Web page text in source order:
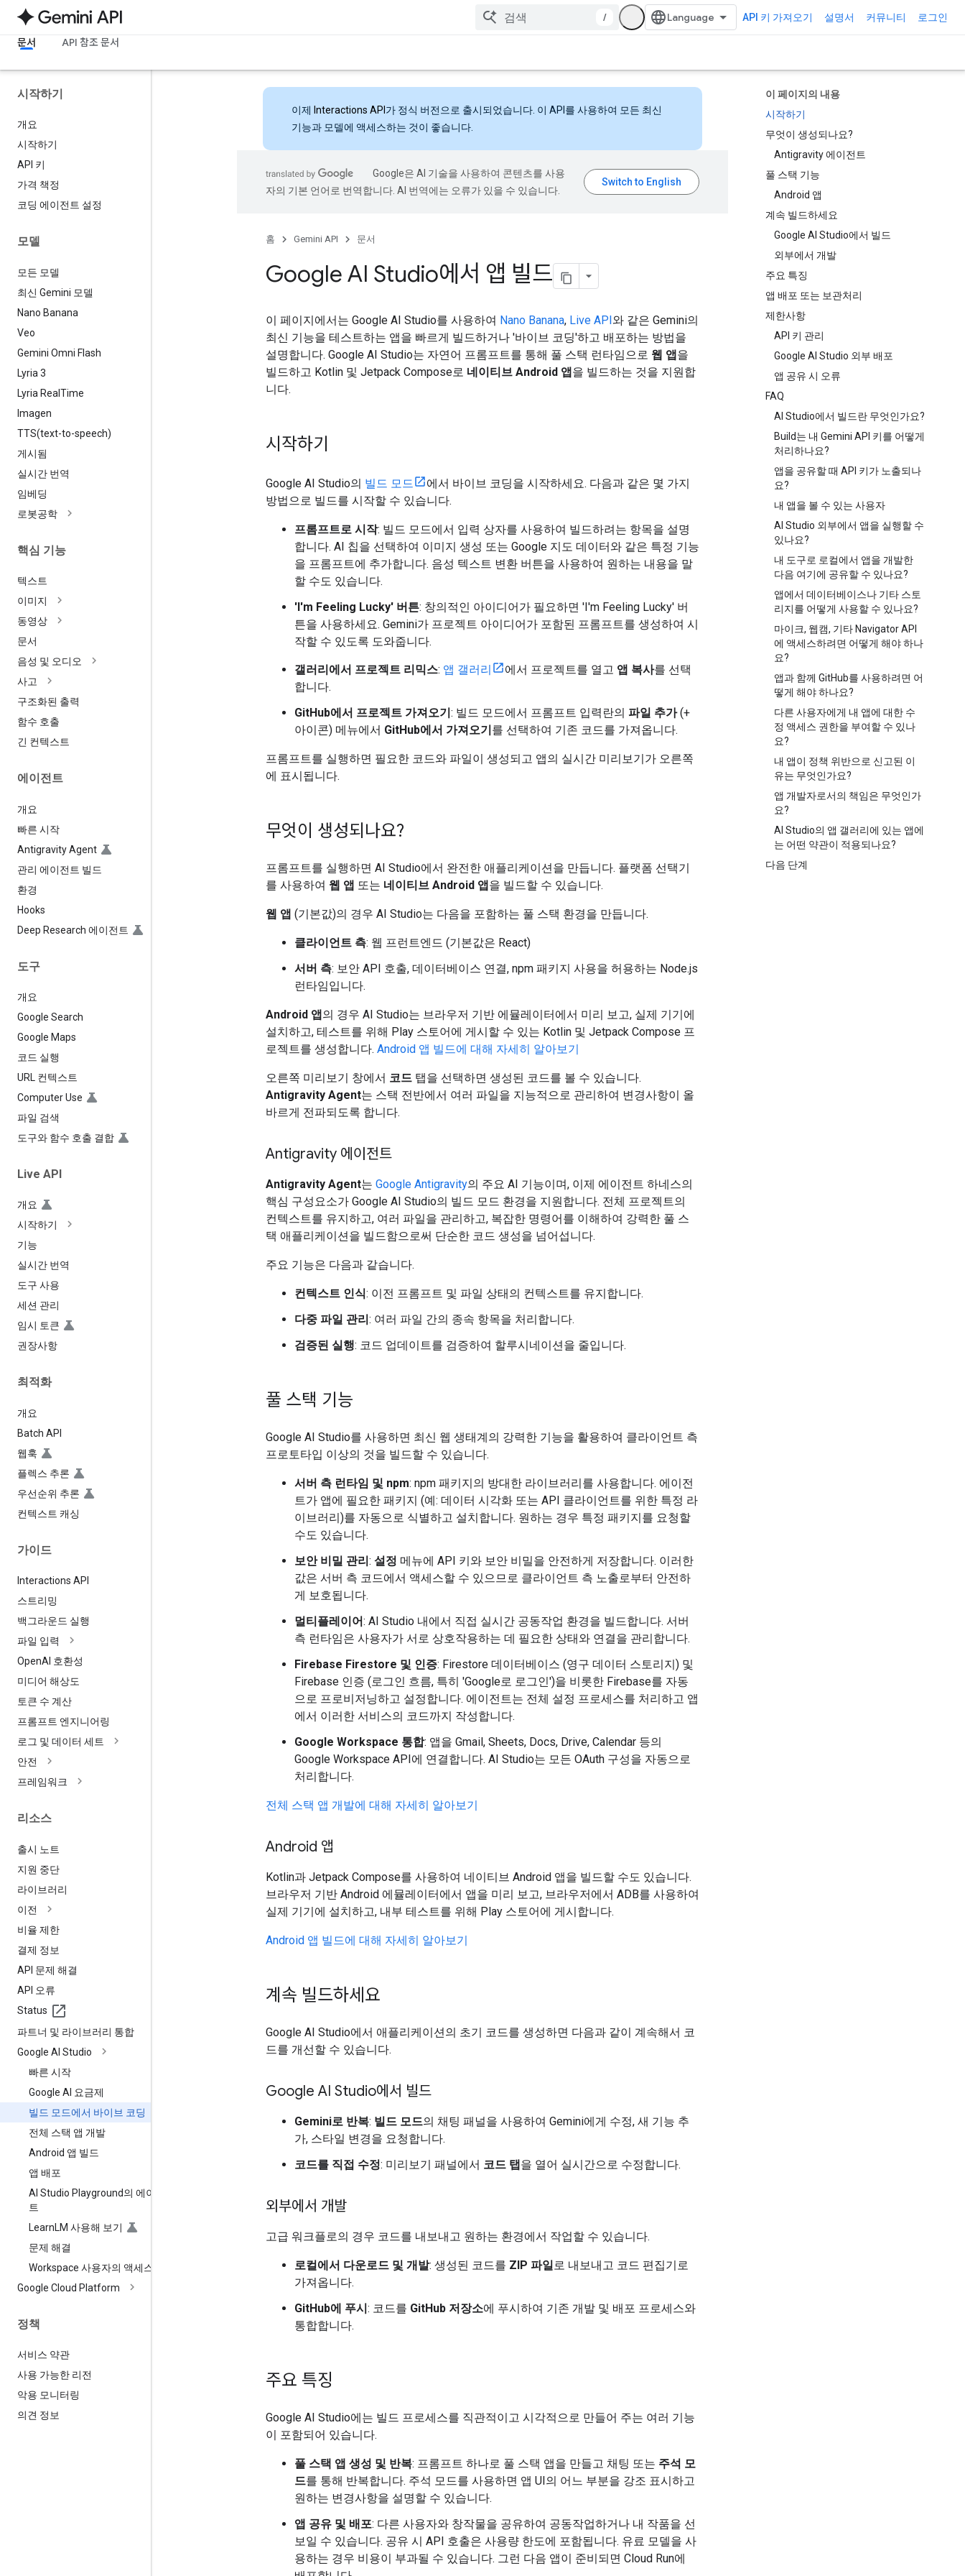
/ API 키 가져오기 설명서 커뮤니티 로그인
문서 API 참조 문서
시작하기
개요
시작하기
API 키
가격 책정
코딩 에이전트 설정
모델
모든 모델
최신 Gemini 모델
Nano Banana
Veo
Gemini Omni Flash
Lyria 3
Lyria Real Time
Imagen
TTS(text-to-speech)
게시됨
실시간 번역
임베딩
로봇공학
핵심 기능
텍스트
이미지
동영상
문서
음성 및 오디오
사고
구조화된 출력
함수 호출
긴 컨텍스트
에이전트
개요
빠른 시작
Antigravity Agent
관리 에이전트 빌드
환경
Hooks
Deep Research 에이전트
도구
개요
Google Search
Google Maps
코드 실행
URL 컨텍스트
Computer Use
파일 검색
도구와 함수 호출 결합
Live API
개요
시작하기
기능
실시간 번역
도구 사용
세션 관리
임시 토큰
권장사항
최적화
개요
Batch API
웹훅
플렉스 추론
우선순위 추론
컨텍스트 캐싱
가이드
Interactions API
스트리밍
백그라운드 실행
파일 입력
OpenAI 호환성
미디어 해상도
토큰 수 계산
프롬프트 엔지니어링
로그 및 데이터 세트
안전
프레임워크
리소스
출시 노트
지원 중단
라이브러리
이전
비율 제한
결제 정보
API 문제 해결
API 오류
Status
파트너 및 라이브러리 통합
Google AI Studio
빠른 시작
Google AI 요금제
빌드 모드에서 바이브 코딩
전체 스택 앱 개발
Android 앱 빌드
앱 배포
AI Studio Playground의 에이전
트
LearnLM 사용해 보기
문제 해결
Workspace 사용자의 액세스
Google Cloud Platform
정책
서비스 약관
사용 가능한 리전
악용 모니터링
의견 정보
이 페이지의 내용
시작하기
무엇이 생성되나요?
Antigravity 에이전트
풀 스택 기능
Android 앱
계속 빌드하세요
Google AI Studio에서 빌드
외부에서 개발
주요 특징
앱 배포 또는 보관처리
제한사항
API 키 관리
Google AI Studio 외부 배포
앱 공유 시 오류
FAQ
AI Studio에서 빌드란 무엇인가요?
Build는 내 Gemini API 키를 어떻게
처리하나요?
앱을 공유할 때 API 키가 노출되나
요?
내 앱을 볼 수 있는 사용자
AI Studio 외부에서 앱을 실행할 수
있나요?
내 도구로 로컬에서 앱을 개발한
다음 여기에 공유할 수 있나요?
앱에서 데이터베이스나 기타 스토
리지를 어떻게 사용할 수 있나요?
마이크, 웹캠, 기타 Navigator API
에 액세스하려면 어떻게 해야 하나
요?
앱과 함께 GitHub를 사용하려면 어
떻게 해야 하나요?
다른 사용자에게 내 앱에 대한 수
정 액세스 권한을 부여할 수 있나
요?
내 앱이 정책 위반으로 신고된 이
유는 무엇인가요?
앱 개발자로서의 책임은 무엇인가
요?
AI Studio의 앱 갤러리에 있는 앱에
는 어떤 약관이 적용되나요?
다음 단계
이제 Interactions API 가 정식 버전으로 출시되었습니다. 이 API를 사용하여 모든 최신
기능과 모델에 액세스하는 것이 좋습니다.
Google은 AI 기술을 사용하여 콘텐츠를 사용
자의 기본 언어로 번역합니다. AI 번역에는 오류가 있을 수 있습니다.
홈 Gemini API 문서
Google AI Studio에서 앱 빌드
이 페이지에서는 Google AI Studio를 사용하여 Nano Banana, Live API와 같은 Gemini의
최신 기능을 테스트하는 앱을 빠르게 빌드하거나 '바이브 코딩'하고 배포하는 방법을
설명합니다. Google AI Studio는 자연어 프롬프트를 통해 풀 스택 런타임으로 웹 앱을
빌드하고 Kotlin 및 Jetpack Compose로 네이티브 Android 앱을 빌드하는 것을 지원합
니다.
시작하기
Google AI Studio의 빌드 모드
에서 바이브 코딩을 시작하세요. 다음과 같은 몇 가지
방법으로 빌드를 시작할 수 있습니다.
프롬프트로 시작: 빌드 모드에서 입력 상자를 사용하여 빌드하려는 항목을 설명
합니다. AI 칩을 선택하여 이미지 생성 또는 Google 지도 데이터와 같은 특정 기능
을 프롬프트에 추가합니다. 음성 텍스트 변환 버튼을 사용하여 원하는 내용을 말
할 수도 있습니다.
'I'm Feeling Lucky' 버튼: 창의적인 아이디어가 필요하면 'I'm Feeling Lucky' 버
튼을 사용하세요. Gemini가 프로젝트 아이디어가 포함된 프롬프트를 생성하여 시
작할 수 있도록 도와줍니다.
갤러리에서 프로젝트 리믹스: 앱 갤러리 에서 프로젝트를 열고 앱 복사를 선택
합니다.
GitHub에서 프로젝트 가져오기: 빌드 모드에서 프롬프트 입력란의 파일 추가(+
아이콘) 메뉴에서 GitHub에서 가져오기를 선택하여 기존 코드를 가져옵니다.
프롬프트를 실행하면 필요한 코드와 파일이 생성되고 앱의 실시간 미리보기가 오른쪽
에 표시됩니다.
무엇이 생성되나요?
프롬프트를 실행하면 AI Studio에서 완전한 애플리케이션을 만듭니다. 플랫폼 선택기
를 사용하여 웹 앱 또는 네이티브 Android 앱을 빌드할 수 있습니다.
웹 앱 (기본값)의 경우 AI Studio는 다음을 포함하는 풀 스택 환경을 만듭니다.
클라이언트 측: 웹 프런트엔드 (기본값은 React)
서버 측: 보안 API 호출, 데이터베이스 연결, npm 패키지 사용을 허용하는 Node.js
런타임입니다.
Android 앱의 경우 AI Studio는 브라우저 기반 에뮬레이터에서 미리 보고, 실제 기기에
설치하고, 테스트를 위해 Play 스토어에 게시할 수 있는 Kotlin 및 Jetpack Compose 프
로젝트를 생성합니다. Android 앱 빌드에 대해 자세히 알아보기
오른쪽 미리보기 창에서 코드 탭을 선택하면 생성된 코드를 볼 수 있습니다.
Antigravity Agent는 스택 전반에서 여러 파일을 지능적으로 관리하여 변경사항이 올
바르게 전파되도록 합니다.
Antigravity 에이전트
Antigravity Agent는 Google Antigravity의 주요 AI 기능이며, 이제 에이전트 하네스의
핵심 구성요소가 Google AI Studio의 빌드 모드 환경을 지원합니다. 전체 프로젝트의
컨텍스트를 유지하고, 여러 파일을 관리하고, 복잡한 명령어를 이해하여 강력한 풀 스
택 애플리케이션을 빌드함으로써 단순한 코드 생성을 넘어섭니다.
주요 기능은 다음과 같습니다.
컨텍스트 인식: 이전 프롬프트 및 파일 상태의 컨텍스트를 유지합니다.
다중 파일 관리: 여러 파일 간의 종속 항목을 처리합니다.
검증된 실행: 코드 업데이트를 검증하여 할루시네이션을 줄입니다.
풀 스택 기능
Google AI Studio를 사용하면 최신 웹 생태계의 강력한 기능을 활용하여 클라이언트 측
프로토타입 이상의 것을 빌드할 수 있습니다.
서버 측 런타임 및 npm: npm 패키지의 방대한 라이브러리를 사용합니다. 에이전
트가 앱에 필요한 패키지 (예: 데이터 시각화 또는 API 클라이언트를 위한 특정 라
이브러리)를 자동으로 식별하고 설치합니다. 원하는 경우 특정 패키지를 요청할
수도 있습니다.
보안 비밀 관리: 설정 메뉴에 API 키와 보안 비밀을 안전하게 저장합니다. 이러한
값은 서버 측 코드에서 액세스할 수 있으므로 클라이언트 측 노출로부터 안전하
게 보호됩니다.
멀티플레이어: AI Studio 내에서 직접 실시간 공동작업 환경을 빌드합니다. 서버
측 런타임은 사용자가 서로 상호작용하는 데 필요한 상태와 연결을 관리합니다.
Firebase Firestore 및 인증: Firestore 데이터베이스 (영구 데이터 스토리지) 및
Firebase 인증 (로그인 흐름, 특히 'Google로 로그인')을 비롯한 Firebase를 자동
으로 프로비저닝하고 설정합니다. 에이전트는 전체 설정 프로세스를 처리하고 앱
에서 이러한 서비스의 코드까지 작성합니다.
Google Workspace 통합: 앱을 Gmail, Sheets, Docs, Drive, Calendar 등의
Google Workspace API에 연결합니다. AI Studio는 모든 OAuth 구성을 자동으로
처리합니다.
전체 스택 앱 개발에 대해 자세히 알아보기
Android 앱
Kotlin과 Jetpack Compose를 사용하여 네이티브 Android 앱을 빌드할 수도 있습니다.
브라우저 기반 Android 에뮬레이터에서 앱을 미리 보고, 브라우저에서 ADB를 사용하여
실제 기기에 설치하고, 내부 테스트를 위해 Play 스토어에 게시합니다.
Android 앱 빌드에 대해 자세히 알아보기
계속 빌드하세요
Google AI Studio에서 애플리케이션의 초기 코드를 생성하면 다음과 같이 계속해서 코
드를 개선할 수 있습니다.
Google AI Studio에서 빌드
Gemini로 반복: 빌드 모드의 채팅 패널을 사용하여 Gemini에게 수정, 새 기능 추
가, 스타일 변경을 요청합니다.
코드를 직접 수정: 미리보기 패널에서 코드 탭을 열어 실시간으로 수정합니다.
외부에서 개발
고급 워크플로의 경우 코드를 내보내고 원하는 환경에서 작업할 수 있습니다.
로컬에서 다운로드 및 개발: 생성된 코드를 ZIP 파일로 내보내고 코드 편집기로
가져옵니다.
GitHub에 푸시: 코드를 GitHub 저장소에 푸시하여 기존 개발 및 배포 프로세스와
통합합니다.
주요 특징
Google AI Studio에는 빌드 프로세스를 직관적이고 시각적으로 만들어 주는 여러 기능
이 포함되어 있습니다.
풀 스택 앱 생성 및 반복: 프롬프트 하나로 풀 스택 앱을 만들고 채팅 또는 주석 모
드를 통해 반복합니다. 주석 모드를 사용하면 앱 UI의 어느 부분을 강조 표시하고
원하는 변경사항을 설명할 수 있습니다.
앱 공유 및 배포: 다른 사용자와 창작물을 공유하여 공동작업하거나 내 작품을 선
보일 수 있습니다. 공유 시 API 호출은 사용량 한도에 포함됩니다. 유료 모델을 사
용하는 경우 비용이 부과될 수 있습니다. 그런 다음 앱이 준비되면 Cloud Run에